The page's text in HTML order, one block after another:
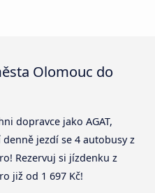
Olomouc do
dopravce jako AGAT,
jezdí se 4 autobusy z
Rezervuj si jízdenku z
již od 1 697 Kč!